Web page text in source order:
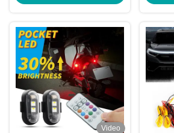
Video